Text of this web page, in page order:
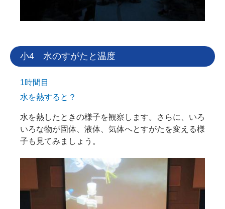
小4 水のすがたと温度
1時間目
水を熱すると？
水を熱したときの様子を観察します。さらに、いろ
いろな物が固体、液体、気体へとすがたを変える様
子も見てみましょう。